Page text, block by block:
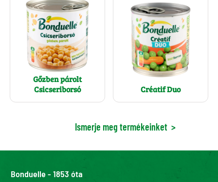
Gőzben párolt
Csicseriborsó
Créatif Duo
Ismerje meg termékeinket >
Bonduelle - 1853 óta